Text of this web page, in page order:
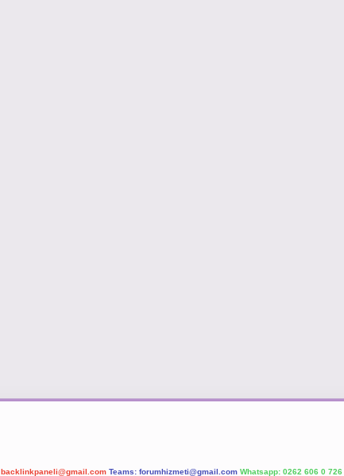
backlinkpaneli@gmail.com Teams: forumhizmeti@gmail.com Whatsapp: 0262 606 0 726